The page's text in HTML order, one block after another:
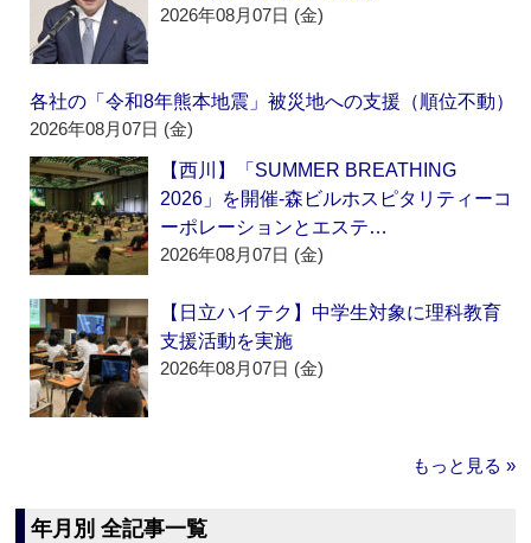
2026年08月07日 (金)
各社の「令和8年熊本地震」被災地への支援（順位不動）
2026年08月07日 (金)
【西川】「SUMMER BREATHING
2026」を開催‐森ビルホスピタリティーコ
ーポレーションとエステ…
2026年08月07日 (金)
【日立ハイテク】中学生対象に理科教育
支援活動を実施
2026年08月07日 (金)
もっと見る »
年月別 全記事一覧